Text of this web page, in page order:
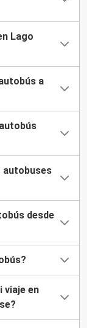
Lago
a
autobuses
desde
viaje en